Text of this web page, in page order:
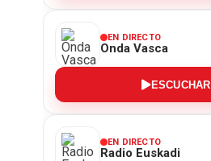
EN DIRECTO
Onda Vasca
ESCUCHAR
EN DIRECTO
Radio Euskadi